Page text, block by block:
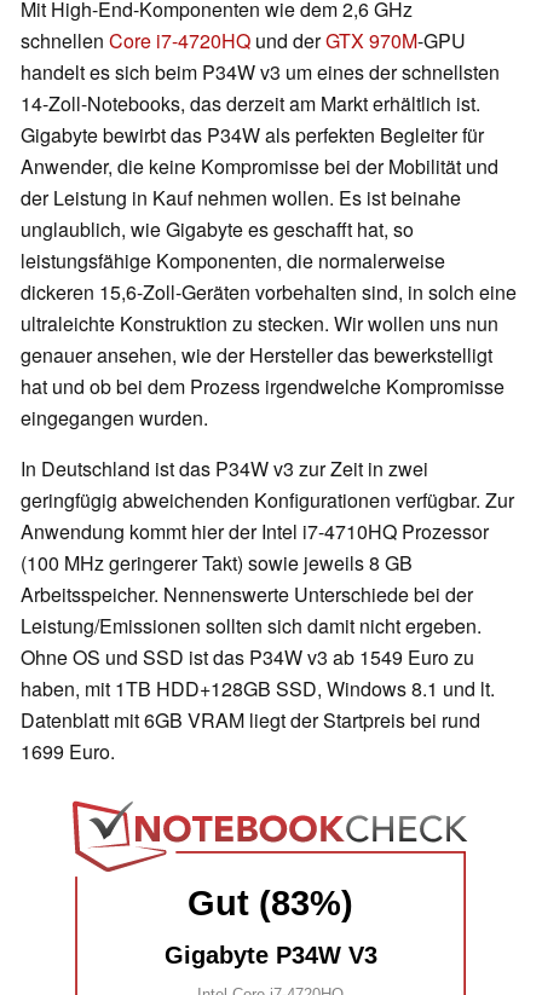
Mit High-End-Komponenten wie dem 2,6 GHz
schnellen Core i7-4720HQ und derGTX 970M-GPU
handelt es sich beim P34W v3 um eines der schnellsten
14-Zoll-Notebooks, das derzeit am Markt erhältlich ist.
Gigabyte bewirbt das P34W als perfekten Begleiter für
Anwender, die keine Kompromisse bei der Mobilität und
der Leistung in Kauf nehmen wollen. Es ist beinahe
unglaublich, wie Gigabyte es geschafft hat, so
leistungsfähige Komponenten, die normalerweise
dickeren 15,6-Zoll-Geräten vorbehalten sind, in solch eine
ultraleichte Konstruktion zu stecken. Wir wollen uns nun
genauer ansehen, wie der Hersteller das bewerkstelligt
hat und ob bei dem Prozess irgendwelche Kompromisse
eingegangen wurden.
In Deutschland ist das P34W v3 zur Zeit in zwei
geringfügig abweichenden Konfigurationen verfügbar. Zur
Anwendung kommt hier der Intel i7-4710HQ Prozessor
(100 MHz geringerer Takt) sowie jeweils 8 GB
Arbeitsspeicher. Nennenswerte Unterschiede bei der
Leistung/Emissionen sollten sich damit nicht ergeben.
Ohne OS und SSD ist das P34W v3 ab 1549 Euro zu
haben, mit 1TB HDD+128GB SSD, Windows 8.1 und lt.
Datenblatt mit6GB VRAM liegt der Startpreis bei rund
1699 Euro.
Gut (83%)
Gigabyte P34W V3